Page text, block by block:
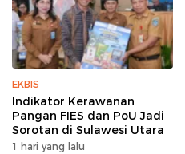
EKBIS
Indikator Kerawanan
Pangan FIES dan PoU Jadi
Sorotan di Sulawesi Utara
1 hari yang lalu